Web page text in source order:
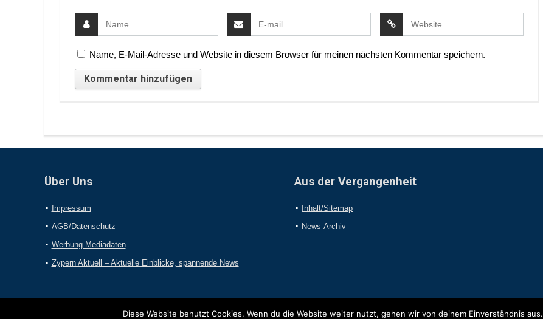
Name, E-Mail-Adresse und Website in diesem Browser für meinen nächsten Kommentar speichern.
Über Uns
Impressum
AGB/Datenschutz
Werbung Mediadaten
Zypern Aktuell – Aktuelle Einblicke, spannende News
Aus der Vergangenheit
Inhalt/Sitemap
News-Archiv
2017 Online-Presseportal.com. Alle Rechte vorbehalten.
Diese Website benutzt Cookies. Wenn du die Website weiter nutzt, gehen wir von deinem Einverständnis aus.